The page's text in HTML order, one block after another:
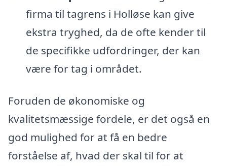
firma til tagrens i Holløse kan give
ekstra tryghed, da de ofte kender til
de specifikke udfordringer, der kan
være for tag i området.
Foruden de økonomiske og
kvalitetsmæssige fordele, er det også en
god mulighed for at få en bedre
forståelse af, hvad der skal til for at